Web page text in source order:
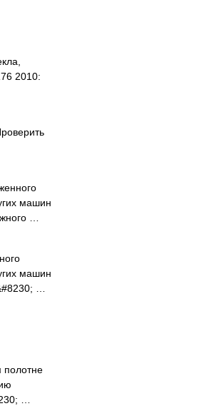
2010:
машин
…
машин
…
полотне
…